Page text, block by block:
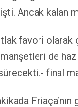
Ancak kalan
favori olarak
de
sürecekti.- final